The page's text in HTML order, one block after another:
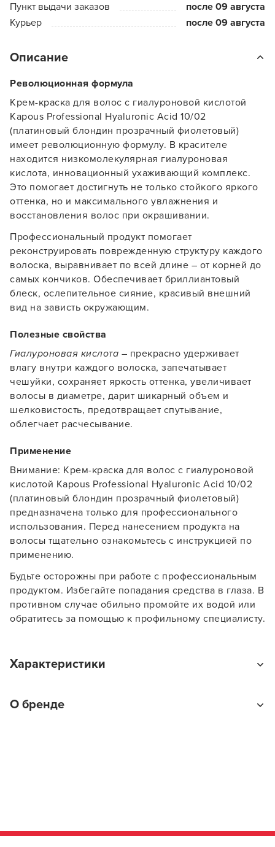
Пункт выдачи заказов
после 09 августа
Курьер
после 09 августа
Описание
Революционная формула
Крем-краска для волос с гиалуроновой кислотой
Kapous Professional Hyaluronic Acid 10/02
(платиновый блондин прозрачный фиолетовый)
имеет революционную формулу. В красителе
находится низкомолекулярная гиалуроновая
кислота, инновационный ухаживающий комплекс.
Это помогает достигнуть не только стойкого яркого
оттенка, но и максимального увлажнения и
восстановления волос при окрашивании.
Профессиональный продукт помогает
реконструировать поврежденную структуру каждого
волоска, выравнивает по всей длине – от корней до
самых кончиков. Обеспечивает бриллиантовый
блеск, ослепительное сияние, красивый внешний
вид на зависть окружающим.
Полезные свойства
Гиалуроновая кислота – прекрасно удерживает
влагу внутри каждого волоска, запечатывает
чешуйки, сохраняет яркость оттенка, увеличивает
волосы в диаметре, дарит шикарный объем и
шелковистость, предотвращает спутывание,
облегчает расчесывание.
Применение
Внимание: Крем-краска для волос с гиалуроновой
кислотой Kapous Professional Hyaluronic Acid 10/02
(платиновый блондин прозрачный фиолетовый)
предназначена только для профессионального
использования. Перед нанесением продукта на
волосы тщательно ознакомьтесь с инструкцией по
применению.
Будьте осторожны при работе с профессиональным
продуктом. Избегайте попадания средства в глаза. В
противном случае обильно промойте их водой или
обратитесь за помощью к профильному специалисту.
Характеристики
Краска для волос
О бренде
Professional – качественная продукция российского
Заяц–робот
В новом приложении RedHare Market для Android
смотреть товары и оформлять заказы — удобнее и
намного быстрее!
УСТАНОВИТЬ ИЗ GOOGLE PLAY